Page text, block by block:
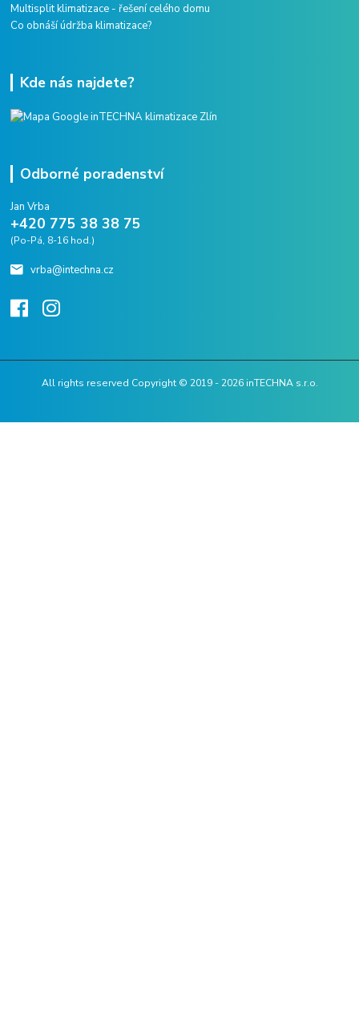
Multisplit klimatizace - řešení celého domu
Co obnáší údržba klimatizace?
Kde nás najdete?
Odborné poradenství
Jan Vrba
+420 775 38 38 75
(Po-Pá, 8-16 hod.)
vrba@intechna.cz
All rights reserved Copyright © 2019 - 2026 inTECHNA s.r.o.